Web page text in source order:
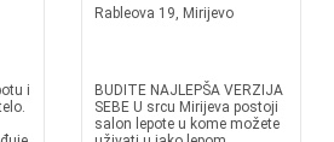
i
Rableova 19, Mirijevo
BUDITE NAJLEPŠA VERZIJA
SEBE U srcu Mirijeva postoji
salon lepote u kome možete